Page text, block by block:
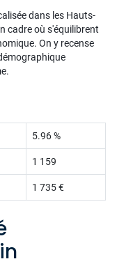
dans les Hauts-
cadre où s'équilibrent
On y recense
5.96 %
1 159
1 735 €